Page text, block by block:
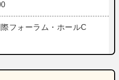
フォーラム・ホールC